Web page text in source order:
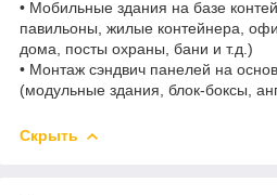
• Мобильные здания на базе
павильоны, жилые контейнера,
дома, посты охраны, бани и т.д.)
• Монтаж сэндвич панелей на
(модульные здания, блок-боксы,
Скрыть